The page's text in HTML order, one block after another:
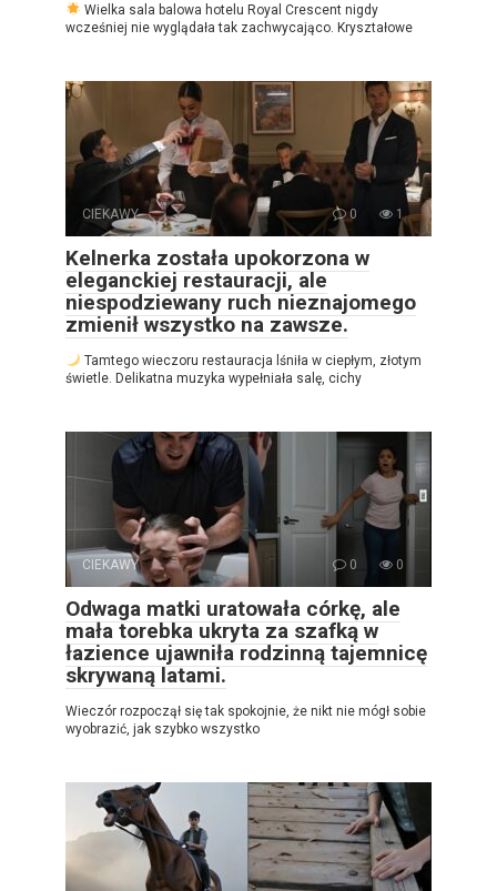
Wielka sala balowa hotelu Royal Crescent nigdy
wcześniej nie wyglądała tak zachwycająco. Kryształowe
CIEKAWY 0 1
Kelnerka została upokorzona w
eleganckiej restauracji, ale
niespodziewany ruch nieznajomego
zmienił wszystko na zawsze.
Tamtego wieczoru restauracja lśniła w ciepłym, złotym
świetle. Delikatna muzyka wypełniała salę, cichy
CIEKAWY 0 0
Odwaga matki uratowała córkę, ale
mała torebka ukryta za szafką w
łazience ujawniła rodzinną tajemnicę
skrywaną latami.
Wieczór rozpoczął się tak spokojnie, że nikt nie mógł sobie
wyobrazić, jak szybko wszystko